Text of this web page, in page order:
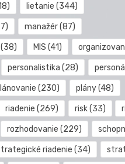
lietanie (344)
manažér(87)
(38) MIS (41)
personalistika (28) personál
(230) plány(48)
riadenie (269) risk(33)
rozhodovanie (229)
riadenie (34)